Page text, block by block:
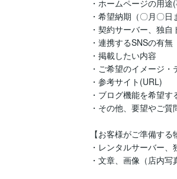
・ホームページの用
・希望納期（〇月〇
・契約サーバー、独
・連携するSNSの有無
・掲載したい内容
・ご希望のイメージ・
・参考サイト(URL)
・ブログ機能を希望す
・その他、要望やご質
【お客様がご準備する
・レンタルサーバー、
・文章、画像（店内写